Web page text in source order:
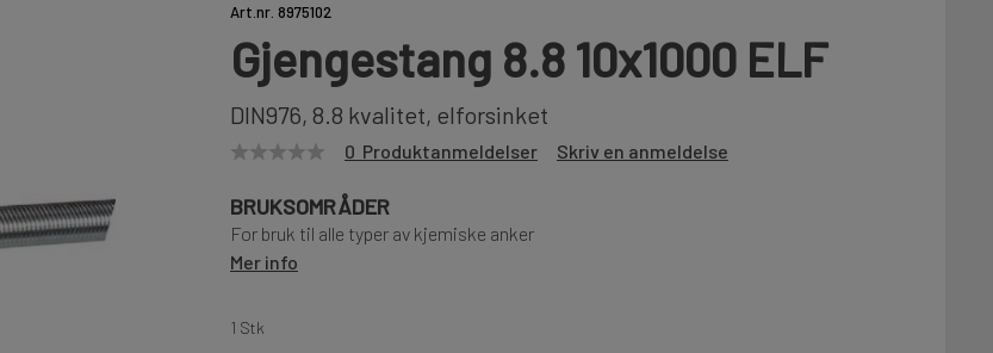
Art.nr. 8975102
Gjengestang 8.8 10x1000 ELF
DIN976, 8.8 kvalitet, elforsinket
0 Produktanmeldelser Skriv en anmeldelse
BRUKSOMRÅDER
For bruk til alle typer av kjemiske anker
Mer info
1 Stk